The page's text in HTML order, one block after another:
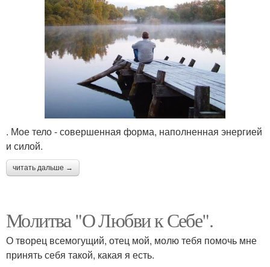
. Мое тело - совершенная форма, наполненная энергией
и силой.
читать дальше →
Молитва "О Любви к Себе".
О творец всемогущий, отец мой, молю тебя помочь мне
принять себя такой, какая я есть.